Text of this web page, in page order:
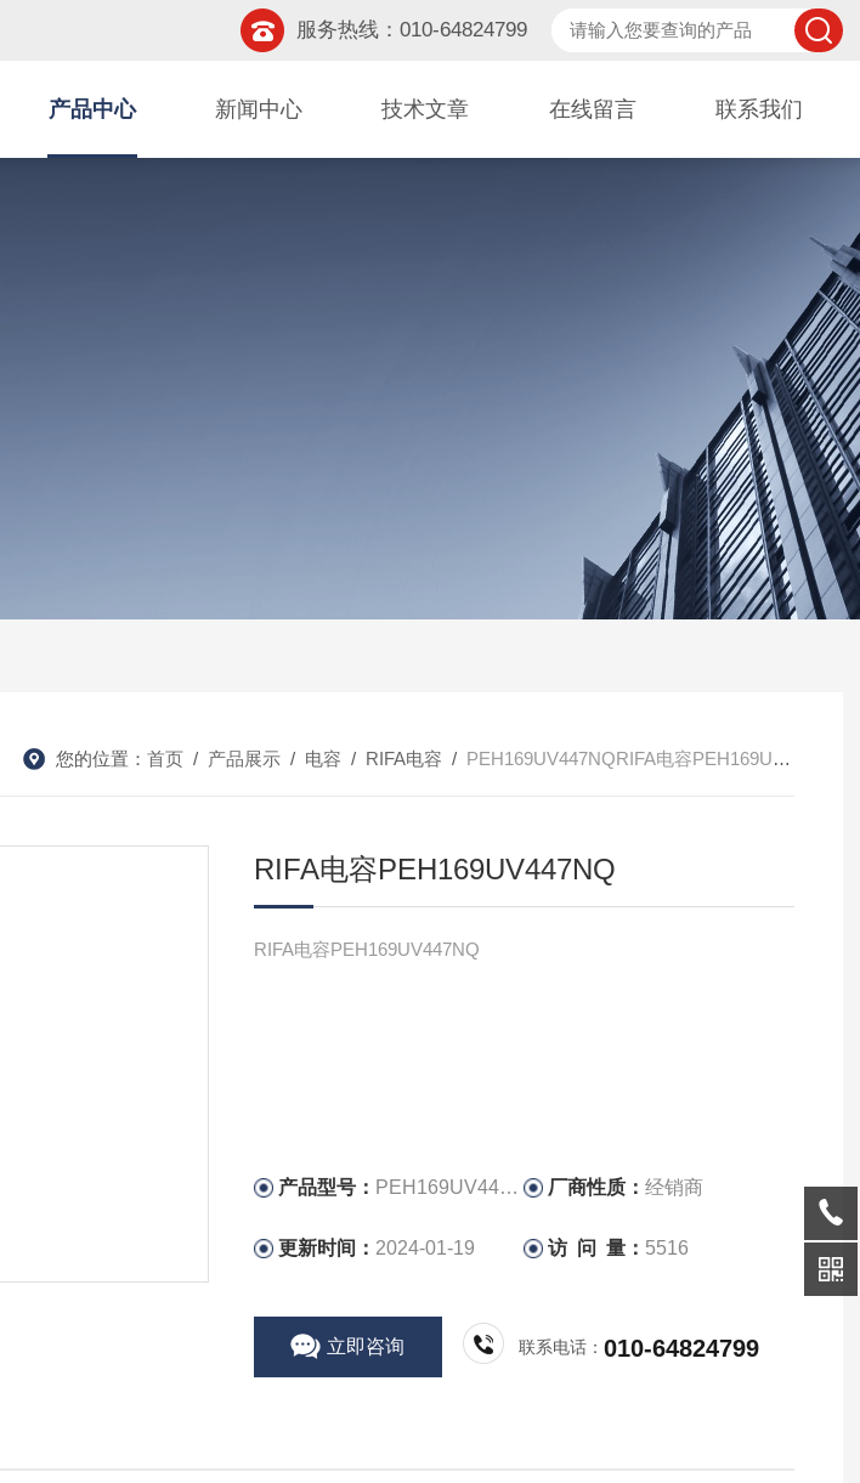
服务热线：010-64824799
产品中心 新闻中心 技术文章 在线留言 联系我们
您的位置： 首页/ 产品展示/ 电容 / RIFA电容 / PEH169UV447NQRIFA电容PEH169UV447NQ
RIFA电容PEH169UV447NQ
RIFA电容PEH169UV447NQ
产品型号： PEH169UV447NQ 厂商性质：经销商
更新时间： 2024-01-19 访 问 量： 5516
立即咨询 联系电话：010-64824799